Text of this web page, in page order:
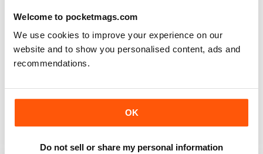
Welcome to pocketmags.com
We use cookies to improve your experience on our
website and to show you personalised content, ads and
recommendations.
OK
Do not sell or share my personal information
TRADE MAGAZINE
photography